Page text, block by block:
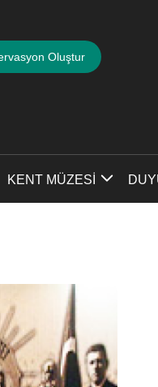
KENT MÜZESİ
Oluştur